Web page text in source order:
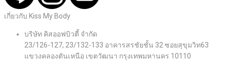
เกี่ยวกับ Kiss My Body
บริษัท คิสออฟบิวตี้ จำกัด
23/126-127, 23/132-133 อาคารสรชัยชั้น 32 ซอยสุขุมวิท63
แขวงคลองตันเหนือ เขตวัฒนา กรุงเทพมหานคร 10110